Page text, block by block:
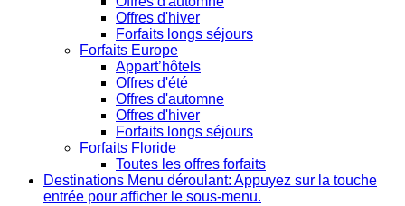
Offres d'hiver
Forfaits longs séjours
Forfaits Europe
Appart’hôtels
Offres d'été
Offres d'automne
Offres d'hiver
Forfaits longs séjours
Forfaits Floride
Toutes les offres forfaits
Destinations Menu déroulant: Appuyez sur la touche
entrée pour afficher le sous-menu.